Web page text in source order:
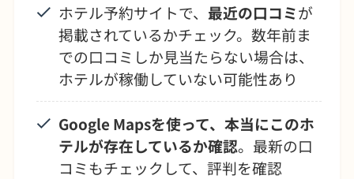
ホテル予約サイトで、 最近の口コミが
掲載されているかチェック。数年前ま
での口コミしか見当たらない場合は、
ホテルが稼働していない可能性あり
Google Mapsを使って、本当にこのホ
テルが存在しているか確認。最新の口
コミもチェックして、評判を確認